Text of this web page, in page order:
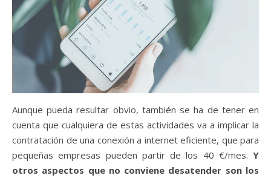
Aunque pueda resultar obvio, también se ha de tener en
cuenta que cualquiera de estas actividades va a implicar la
contratación de una conexión a internet eficiente, que para
pequeñas empresas pueden partir de los 40 €/mes. Y
otros aspectos que no conviene desatender son los